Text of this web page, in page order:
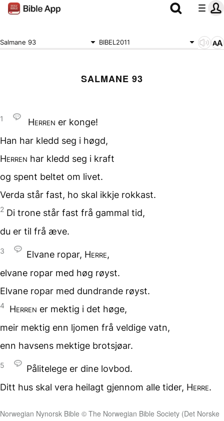
Salmane 93 BIBEL2011
SALMANE 93
1 Herren er konge!
Han har kledd seg i høgd,
Herren har kledd seg i kraft
og spent beltet om livet.
Verda står fast, ho skal ikkje rokkast.
2 Di trone står fast frå gammal tid,
du er til frå æve.
3 Elvane ropar, Herre,
elvane ropar med høg røyst.
Elvane ropar med dundrande røyst.
4 Herren er mektig i det høge,
meir mektig enn ljomen frå veldige vatn,
enn havsens mektige brotsjøar.
5
Pålitelege er dine lovbod.
Ditt hus skal vera heilagt gjennom alle tider, Herre.
Norwegian Nynorsk Bible © The Norwegian Bible Society (Det Norske